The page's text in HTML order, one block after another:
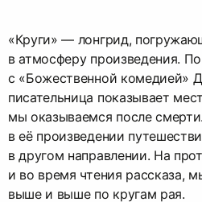
«Круги» — лонгрид,
в атмосферу произведения.
с «Божественной комедией»
писательница показывает
мы оказываемся после
в её произведении
в другом направлении. На
и во время чтения рассказа,
выше и выше по кругам рая.